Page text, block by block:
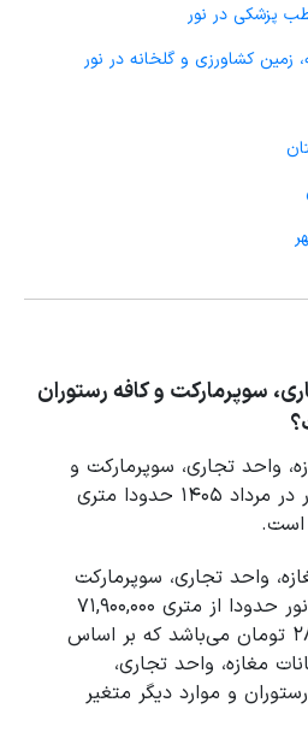
پزشکی در نور
زمین کشاورزی و گلخانه در نور
سوپرمارکت و کافه رستوران
واحد تجاری، سوپرمارکت و
کافه رستوران در نور در مرداد 1405 حدودا متری
واحد تجاری، سوپرمارکت
و کافه رستوران در نور حدودا از متری 71,900,000
تومان تا 285,100,000 تومان می‌باشد که بر اساس
مغازه، واحد تجاری،
و موارد دیگر متغیر